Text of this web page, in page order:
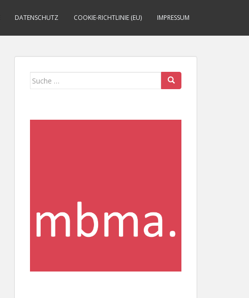
DATENSCHUTZ COOKIE-RICHTLINIE (EU) IMPRESSUM
Suche